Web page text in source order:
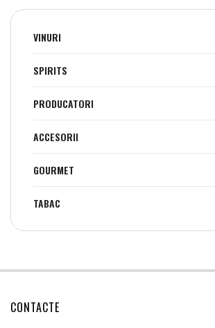
VINURI
SPIRITS
PRODUCATORI
ACCESORII
GOURMET
TABAC
CONTACTE